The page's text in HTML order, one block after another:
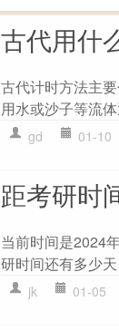
古代用什
古代计时方法主
用水或沙子等流
gd 01-10
距考研时
当前时间是2024
研时间还有多少
jk 01-05